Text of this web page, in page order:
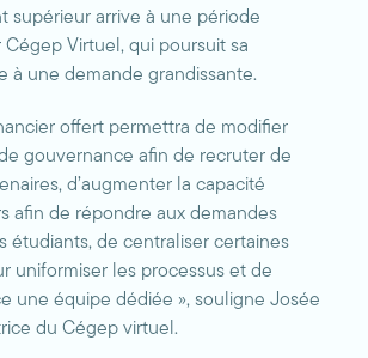
supérieur arrive à une période
Virtuel, qui poursuit sa
à une demande grandissante.
offert permettra de modifier
gouvernance afin de recruter de
d’augmenter la capacité
afin de répondre aux demandes
étudiants, de centraliser certaines
uniformiser les processus et de
une équipe dédiée », souligne Josée
du Cégep virtuel.